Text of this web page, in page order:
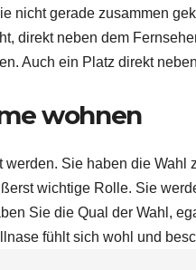
nicht gerade zusammen
direkt neben dem
Auch ein Platz direkt
wohnen
Sie haben die Wahl
wichtige Rolle. Sie
Sie die Qual der Wahl,
fühlt sich wohl und